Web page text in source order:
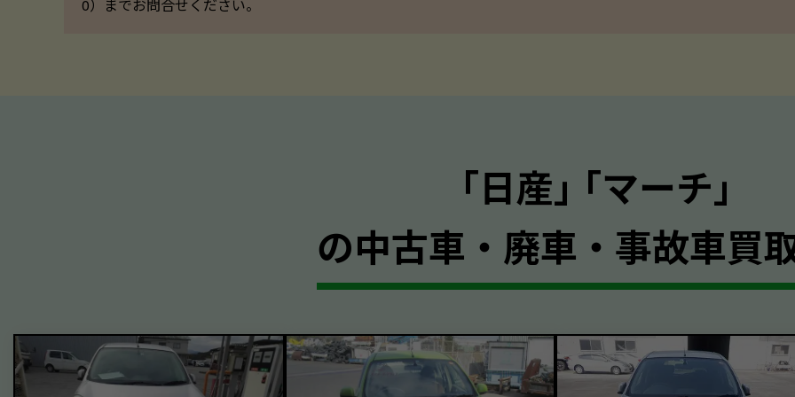
0）までお問合せください。
｢日産｣ ｢マーチ｣
の中古車・廃車・事故車買